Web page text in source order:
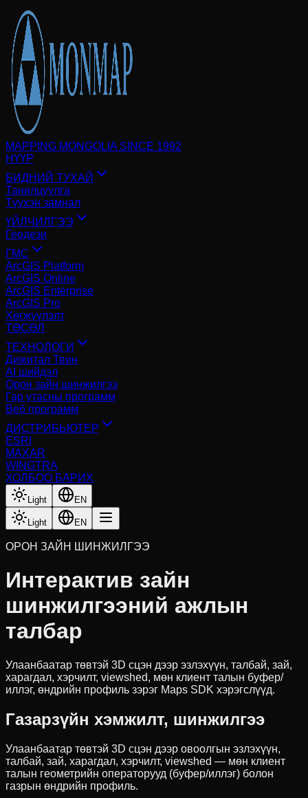
MAPPING MONGOLIA SINCE 1992
НҮҮР
БИДНИЙ ТУХАЙ
Танилцуулга
Түүхэн замнал
ҮЙЛЧИЛГЭЭ
Геодези
ГМС
ArcGIS Platform
ArcGIS Online
ArcGIS Enterprise
ArcGIS Pro
Хөгжүүлэлт
ТӨСӨЛ
ТЕХНОЛОГИ
Дижитал Твин
AI шийдэл
Орон зайн шинжилгээ
Гар утасны программ
Веб программ
ДИСТРИБЬЮТЕР
ESRI
MAXAR
WINGTRA
ХОЛБОО БАРИХ
Light EN
Light EN
ОРОН ЗАЙН ШИНЖИЛГЭЭ
Интерактив зайн
шинжилгээний ажлын
талбар
Улаанбаатар төвтэй 3D сцэн дээр эзлэхүүн, талбай, зай,
харагдал, хэрчилт, viewshed, мөн клиент талын буфер/
иллэг, өндрийн профиль зэрэг Maps SDK хэрэгслүүд.
Газарзүйн хэмжилт, шинжилгээ
Улаанбаатар төвтэй 3D сцэн дээр овоолгын эзлэхүүн,
талбай, зай, харагдал, хэрчилт, viewshed — мөн клиент
талын геометрийн операторууд (буфер/иллэг) болон
газрын өндрийн профиль.